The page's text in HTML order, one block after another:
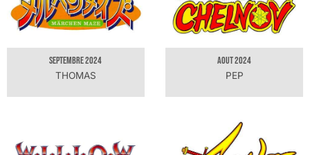
SEPTEMBRE 2024
THOMAS
AOUT 2024
PEP